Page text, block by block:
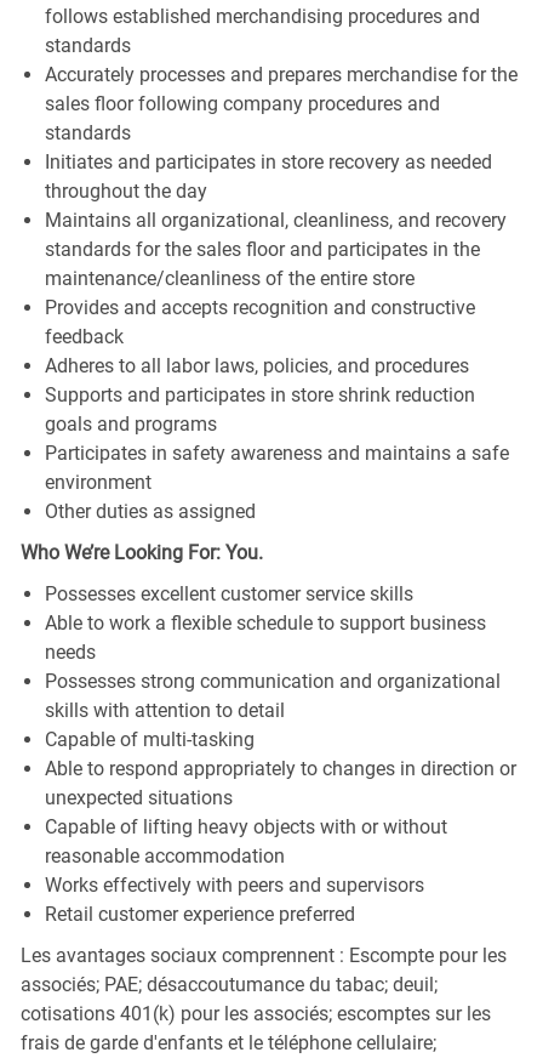
follows established merchandising procedures and
standards
Accurately processes and prepares merchandise for the
sales floor following company procedures and
standards
Initiates and participates in store recovery as needed
throughout the day
Maintains all organizational, cleanliness, and recovery
standards for the sales floor and participates in the
maintenance/cleanliness of the entire store
Provides and accepts recognition and constructive
feedback
Adheres to all labor laws, policies, and procedures
Supports and participates in store shrink reduction
goals and programs
Participates in safety awareness and maintains a safe
environment
Other duties as assigned
Who We’re Looking For: You.
Possesses excellent customer service skills
Able to work a flexible schedule to support business
needs
Possesses strong communication and organizational
skills with attention to detail
Capable of multi-tasking
Able to respond appropriately to changes in direction or
unexpected situations
Capable of lifting heavy objects with or without
reasonable accommodation
Works effectively with peers and supervisors
Retail customer experience preferred
Les avantages sociaux comprennent : Escompte pour les
associés; PAE; désaccoutumance du tabac; deuil;
cotisations 401(k) pour les associés; escomptes sur les
frais de garde d'enfants et le téléphone cellulaire;